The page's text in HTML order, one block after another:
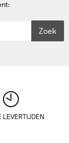
Zoek
LEVERTIJDEN